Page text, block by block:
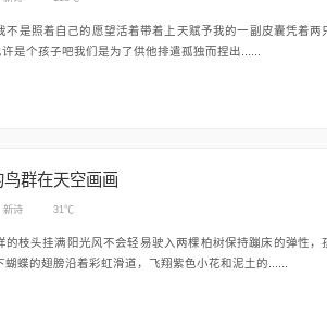
是个孩子吧我们是为了供他排遣孤独而捏出......
群在天空画画
新诗 31℃
蝶的翅膀沿着彩虹滑道，飞翔紫色小花和泥土的......